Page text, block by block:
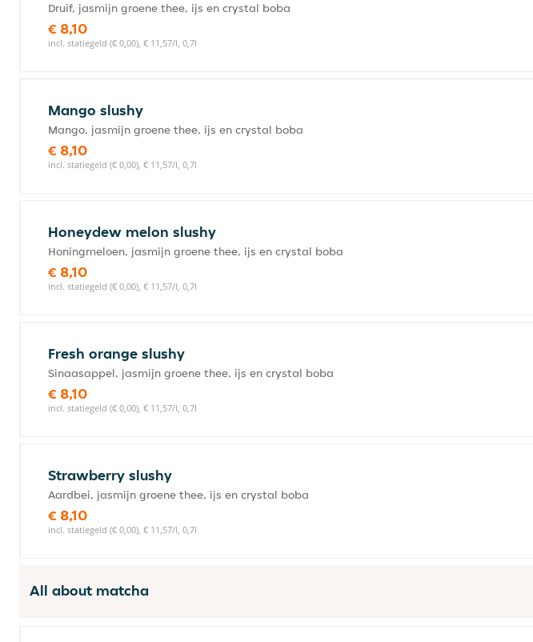
Druif, jasmijn groene thee, ijs en crystal boba
€ 8,10
incl. statiegeld (€ 0,00), € 11,57/l, 0,7l
Mango slushy
Mango, jasmijn groene thee, ijs en crystal boba
€ 8,10
incl. statiegeld (€ 0,00), € 11,57/l, 0,7l
Honeydew melon slushy
Honingmeloen, jasmijn groene thee, ijs en crystal boba
€ 8,10
incl. statiegeld (€ 0,00), € 11,57/l, 0,7l
Fresh orange slushy
Sinaasappel, jasmijn groene thee, ijs en crystal boba
€ 8,10
incl. statiegeld (€ 0,00), € 11,57/l, 0,7l
Strawberry slushy
Aardbei, jasmijn groene thee, ijs en crystal boba
€ 8,10
incl. statiegeld (€ 0,00), € 11,57/l, 0,7l
All about matcha